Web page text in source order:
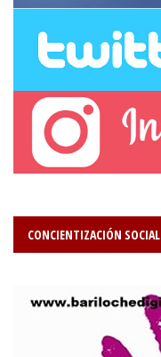
CONCIENTIZACIÓN SOCIAL